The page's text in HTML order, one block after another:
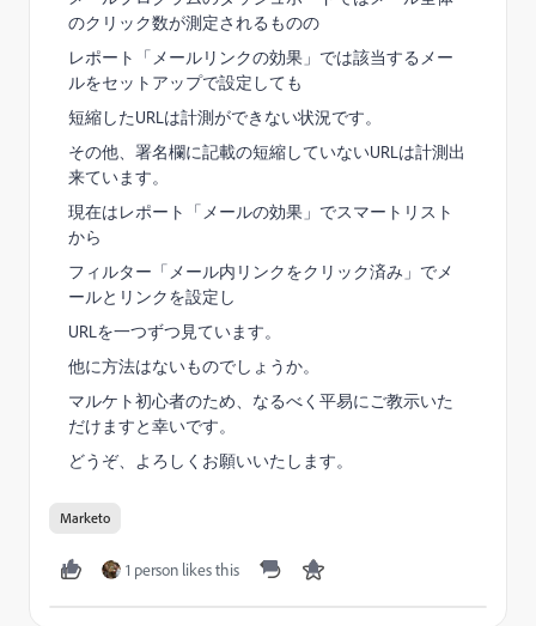
のクリック数が測定されるものの
レポート「メールリンクの効果」では該当するメー
ルをセットアップで設定しても
短縮したURLは計測ができない状況です。
その他、署名欄に記載の短縮していないURLは計測出
来ています。
現在はレポート「メールの効果」でスマートリスト
から
フィルター「メール内リンクをクリック済み」でメ
ールとリンクを設定し
URLを一つずつ見ています。
他に方法はないものでしょうか。
マルケト初心者のため、なるべく平易にご教示いた
だけますと幸いです。
どうぞ、よろしくお願いいたします。
Marketo
1 person likes this